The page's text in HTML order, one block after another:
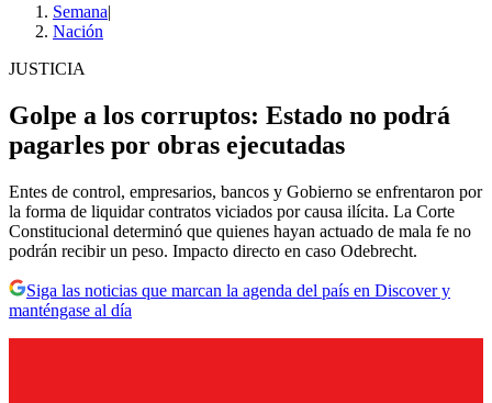
Semana|
Nación
JUSTICIA
Golpe a los corruptos: Estado no podrá
pagarles por obras ejecutadas
Entes de control, empresarios, bancos y Gobierno se enfrentaron por
la forma de liquidar contratos viciados por causa ilícita. La Corte
Constitucional determinó que quienes hayan actuado de mala fe no
podrán recibir un peso. Impacto directo en caso Odebrecht.
Siga las noticias que marcan la agenda del país en Discover y
manténgase al día